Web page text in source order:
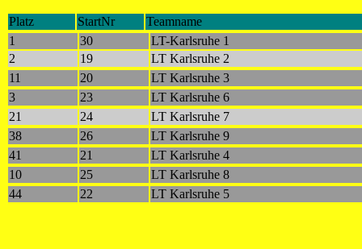
Platz StartNr
Teamname
1
30
LT-Karlsruhe 1
2
19
LT Karlsruhe 2
11
20
LT Karlsruhe 3
3
23
LT Karlsruhe 6
21
24
LT Karlsruhe 7
38
26
LT Karlsruhe 9
41
21
LT Karlsruhe 4
10
25
LT Karlsruhe 8
44
22 LT Karlsruhe 5